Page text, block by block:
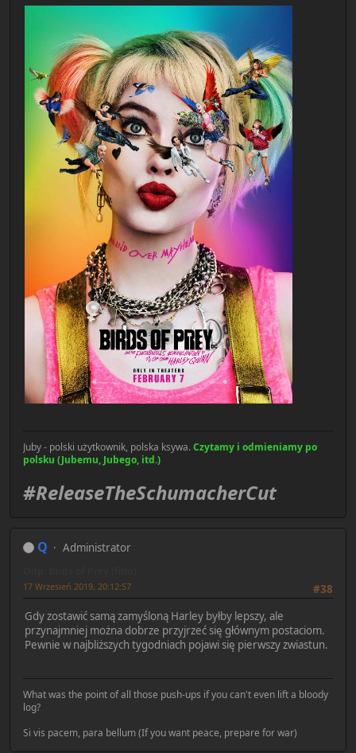
Juby - polski użytkownik, polska ksywa.Czytamy i odmieniamy po
polsku (Jubemu, Jubego, itd.)
#ReleaseTheSchumacherCut
Q Administrator
#38
17 Wrzesień 2019, 20:12:57
Gdy zostawić samą zamyśloną Harley byłby lepszy, ale
przynajmniej można dobrze przyjrzeć się głównym postaciom.
Pewnie w najbliższych tygodniach pojawi się pierwszy zwiastun.
What was the point of all those push-ups if you can't even lift a bloody
log?
Si vis pacem, para bellum (If you want peace, prepare for war)